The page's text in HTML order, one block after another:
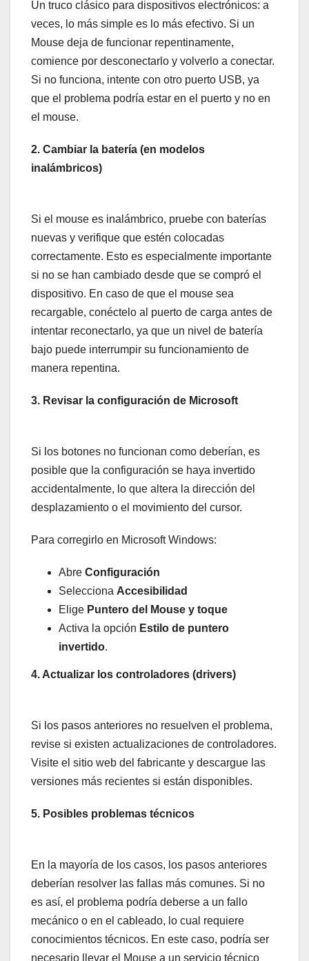
Un truco clásico para dispositivos electrónicos: a
veces, lo más simple es lo más efectivo. Si un
Mouse deja de funcionar repentinamente,
comience por desconectarlo y volverlo a conectar.
Si no funciona, intente con otro puerto USB, ya
que el problema podría estar en el puerto y no en
el mouse.
2. Cambiar la batería (en modelos
inalámbricos)
Si el mouse es inalámbrico, pruebe con baterías
nuevas y verifique que estén colocadas
correctamente. Esto es especialmente importante
si no se han cambiado desde que se compró el
dispositivo. En caso de que el mouse sea
recargable, conéctelo al puerto de carga antes de
intentar reconectarlo, ya que un nivel de batería
bajo puede interrumpir su funcionamiento de
manera repentina.
3. Revisar la configuración de Microsoft
Si los botones no funcionan como deberían, es
posible que la configuración se haya invertido
accidentalmente, lo que altera la dirección del
desplazamiento o el movimiento del cursor.
Para corregirlo en Microsoft Windows:
Abre Configuración
Selecciona Accesibilidad
Elige Puntero del Mouse y toque
Activa la opción Estilo de puntero
invertido.
4. Actualizar los controladores (drivers)
Si los pasos anteriores no resuelven el problema,
revise si existen actualizaciones de controladores.
Visite el sitio web del fabricante y descargue las
versiones más recientes si están disponibles.
5. Posibles problemas técnicos
En la mayoría de los casos, los pasos anteriores
deberían resolver las fallas más comunes. Si no
es así, el problema podría deberse a un fallo
mecánico o en el cableado, lo cual requiere
conocimientos técnicos. En este caso, podría ser
necesario llevar el Mouse a un servicio técnico